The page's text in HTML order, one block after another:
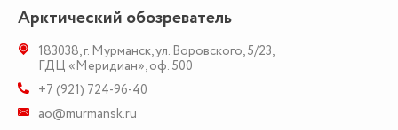
Арктический обозреватель
183038,г. Мурманск,ул. Воровского, 5/23,
ГДЦ «Меридиан», оф. 500
+7 (921) 724-96-40
ao@murmansk.ru